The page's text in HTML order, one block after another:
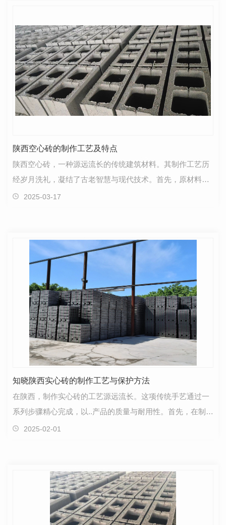
陕西空心砖的制作工艺及特点
陕西空心砖，一种源远流长的传统建筑材料。其制作工艺历
经岁月洗礼，凝结了古老智慧与现代技术。首先，原材料的
选择至关重要，通常由..黏土和其他辅助材料混合而成…
2025-03-17
知晓陕西实心砖的制作工艺与保护方法
在陕西，制作实心砖的工艺源远流长。这项传统手艺通过一
系列步骤精心完成，以..产品的质量与耐用性。首先，在制作
实心砖过程中，选用..的原材料至关重要。陕西地区…
2025-02-01